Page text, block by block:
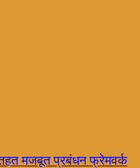
तहत मजबूत प्रबंधन फ्रेमवर्क